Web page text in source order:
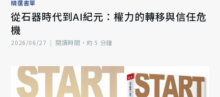
精選書單
從石器時代到AI紀元：權力的轉移與信任危
機
2026/06/27 | 閱讀時間‧約 5 分鐘